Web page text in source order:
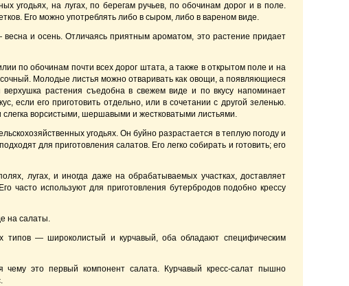
угодьях, на лугах, по берегам ручьев, по обочинам дорог и в поле.
Его можно употреблять либо в сыром, либо в вареном виде.
и осень. Отличаясь приятным ароматом, это растение придает
по обочинам почти всех дорог штата, а также в открытом поле и на
Молодые листья можно отваривать как овощи, а появляющиеся
растения съедобна в свежем виде и по вкусу напоминает
если его приготовить отдельно, или в сочетании с другой зеленью.
ворсистыми, шершавыми и жестковатыми листьями.
угодьях. Он буйно разрастается в теплую погоду и
для приготовления салатов. Его легко собирать и готовить; его
лугах, и иногда даже на обрабатываемых участках, доставляет
часто используют для приготовления бутербродов подобно крессу
на салаты.
типов — широколистый и курчавый, оба обладают специфическим
чему это первый компонент салата. Курчавый кресс-салат пышно